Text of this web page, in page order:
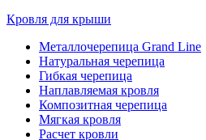
Кровля для крыши
Металлочерепица Grand Line
Натуральная черепица
Гибкая черепица
Наплавляемая кровля
Композитная черепица
Мягкая кровля
Расчет кровли